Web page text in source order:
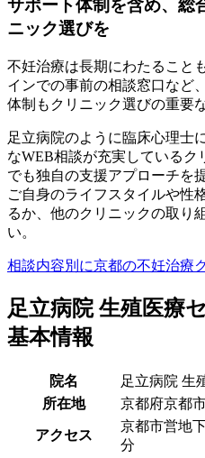
サポート体制を含め、総
ニック選びを
不妊治療は長期にわたること
インでの事前の相談窓口など
体制もクリニック選びの重要
足立病院のように臨床心理士
なWEB相談が充実しているク
でも独自の支援アプローチを
ご自身のライフスタイルや性
るか、他のクリニックの取り
い。
相談内容別に京都の不妊治療
足立病院 生殖医療
基本情報
院名
足立病院 生
所在地
京都府京都
アクセス
京都市営地
分